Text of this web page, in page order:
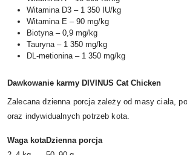
Witamina D3 – 1 350 IU/kg
Witamina E – 90 mg/kg
Biotyna – 0,9 mg/kg
Tauryna – 1 350 mg/kg
DL-metionina – 1 350 mg/kg
Dawkowanie karmy DIVINUS Cat Chicken
Zalecana dzienna porcja zależy od masy ciała,
oraz indywidualnych potrzeb kota.
Waga kotaDzienna porcja